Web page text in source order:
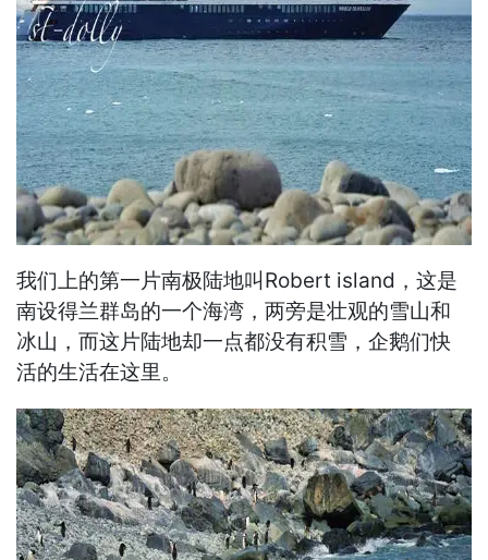
我们上的第一片南极陆地叫Robert island，这是
南设得兰群岛的一个海湾，两旁是壮观的雪山和
冰山，而这片陆地却一点都没有积雪，企鹅们快
活的生活在这里。